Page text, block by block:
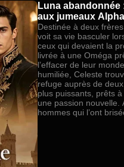
Luna
aux jumeaux Alpha
Destinée à deux
voit sa vie basculer
ceux qui devaient la
livrée à une Oméga
l’effacer de leur
humiliée, Celeste
refuge auprès de
plus puissants, prêts
une passion nouvelle.
hommes qui l’ont